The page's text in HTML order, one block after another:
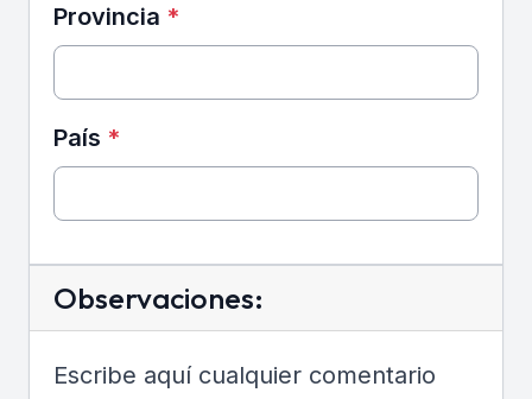
Provincia *
País *
Observaciones:
Escribe aquí cualquier comentario